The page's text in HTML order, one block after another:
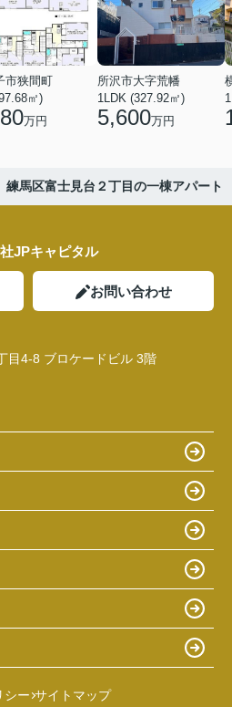
市狭間町
㎡)
万円
所沢市大字荒幡
1LDK (327.92㎡)
5,600万円
練馬区富士見台２丁目の一棟アパート
JPキャピタル
お問い合わせ
目4-8 ブロケードビル 3階
シー サイトマップ